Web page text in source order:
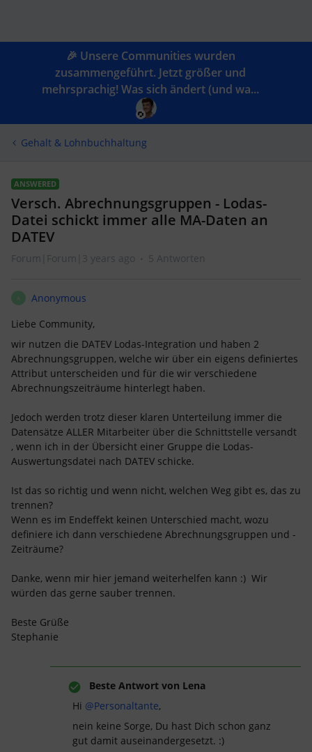
🎉 Unsere Communities wurden
zusammengeführt. Jetzt größer und
mehrsprachig! Was sich ändert (und wa...
Gehalt & Lohnbuchhaltung
ANSWERED
Versch. Abrechnungsgruppen - Lodas-
Datei schickt immer alle MA-Daten an
DATEV
Forum|Forum|3 years ago 5 Antworten
A
Anonymous
Liebe Community,
wir nutzen die DATEV Lodas-Integration und haben 2
Abrechnungsgruppen, welche wir über ein eigens definiertes
Attribut unterscheiden und für die wir verschiedene
Abrechnungszeiträume hinterlegt haben.
Jedoch werden trotz dieser klaren Unterteilung immer die
Datensätze ALLER Mitarbeiter über die Schnittstelle versandt
, wenn ich in der Übersicht einer Gruppe die Lodas-
Auswertungsdatei nach DATEV schicke.
Ist das so richtig und wenn nicht, welchen Weg gibt es, das zu
trennen?
Wenn es im Endeffekt keinen Unterschied macht, wozu
definiere ich dann verschiedene Abrechnungsgruppen und -
Zeiträume?
Danke, wenn mir hier jemand weiterhelfen kann :) Wir
würden das gerne sauber trennen.
Beste Grüße
Stephanie
Beste Antwort von Lena
Hi @Personaltante,
nein keine Sorge, Du hast Dich schon ganz
gut damit auseinandergesetzt. :)